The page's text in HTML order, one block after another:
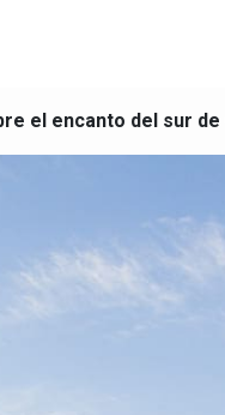
el encanto del sur de